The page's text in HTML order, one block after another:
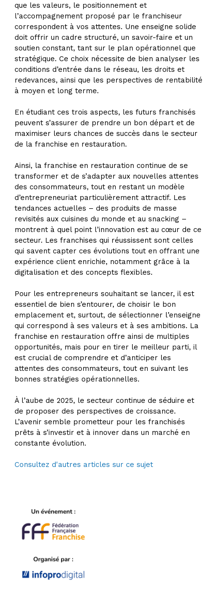
que les valeurs, le positionnement et
l’accompagnement proposé par le franchiseur
correspondent à vos attentes. Une enseigne solide
doit offrir un cadre structuré, un savoir-faire et un
soutien constant, tant sur le plan opérationnel que
stratégique. Ce choix nécessite de bien analyser les
conditions d’entrée dans le réseau, les droits et
redevances, ainsi que les perspectives de rentabilité
à moyen et long terme.
En étudiant ces trois aspects, les futurs franchisés
peuvent s’assurer de prendre un bon départ et de
maximiser leurs chances de succès dans le secteur
de la franchise en restauration.
Ainsi, la franchise en restauration continue de se
transformer et de s’adapter aux nouvelles attentes
des consommateurs, tout en restant un modèle
d’entrepreneuriat particulièrement attractif. Les
tendances actuelles – des produits de masse
revisités aux cuisines du monde et au snacking –
montrent à quel point l’innovation est au cœur de ce
secteur. Les franchises qui réussissent sont celles
qui savent capter ces évolutions tout en offrant une
expérience client enrichie, notamment grâce à la
digitalisation et des concepts flexibles.
Pour les entrepreneurs souhaitant se lancer, il est
essentiel de bien s’entourer, de choisir le bon
emplacement et, surtout, de sélectionner l’enseigne
qui correspond à ses valeurs et à ses ambitions. La
franchise en restauration offre ainsi de multiples
opportunités, mais pour en tirer le meilleur parti, il
est crucial de comprendre et d’anticiper les
attentes des consommateurs, tout en suivant les
bonnes stratégies opérationnelles.
À l’aube de 2025, le secteur continue de séduire et
de proposer des perspectives de croissance.
L’avenir semble prometteur pour les franchisés
prêts à s’investir et à innover dans un marché en
constante évolution.
Consultez d'autres articles sur ce sujet